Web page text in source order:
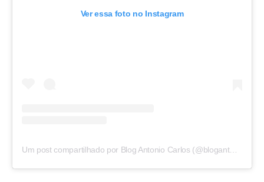
Ver essa foto no Instagram
Um post compartilhado por Blog Antonio Carlos (@blogantoniocarlos)